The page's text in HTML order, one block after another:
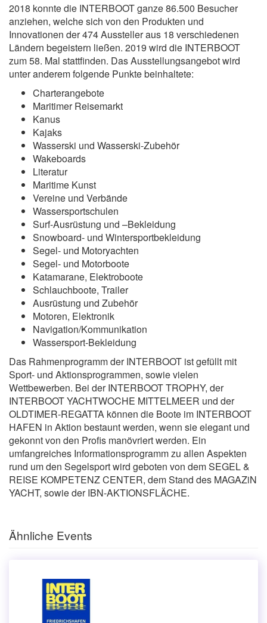
2018 konnte die INTERBOOT ganze 86.500 Besucher
anziehen, welche sich von den Produkten und
Innovationen der 474 Aussteller aus 18 verschiedenen
Ländern begeistern ließen. 2019 wird die INTERBOOT
zum 58. Mal stattfinden. Das Ausstellungsangebot wird
unter anderem folgende Punkte beinhaltete:
Charterangebote
Maritimer Reisemarkt
Kanus
Kajaks
Wasserski und Wasserski-Zubehör
Wakeboards
Literatur
Maritime Kunst
Vereine und Verbände
Wassersportschulen
Surf-Ausrüstung und –Bekleidung
Snowboard- und Wintersportbekleidung
Segel- und Motoryachten
Segel- und Motorboote
Katamarane, Elektroboote
Schlauchboote, Trailer
Ausrüstung und Zubehör
Motoren, Elektronik
Navigation/Kommunikation
Wassersport-Bekleidung
Das Rahmenprogramm der INTERBOOT ist gefüllt mit
Sport- und Aktionsprogrammen, sowie vielen
Wettbewerben. Bei der INTERBOOT TROPHY, der
INTERBOOT YACHTWOCHE MITTELMEER und der
OLDTIMER-REGATTA können die Boote im INTERBOOT
HAFEN in Aktion bestaunt werden, wenn sie elegant und
gekonnt von den Profis manövriert werden. Ein
umfangreiches Informationsprogramm zu allen Aspekten
rund um den Segelsport wird geboten von dem SEGEL &
REISE KOMPETENZ CENTER, dem Stand des MAGAZiN
YACHT, sowie der IBN-AKTIONSFLÄCHE.
Ähnliche Events